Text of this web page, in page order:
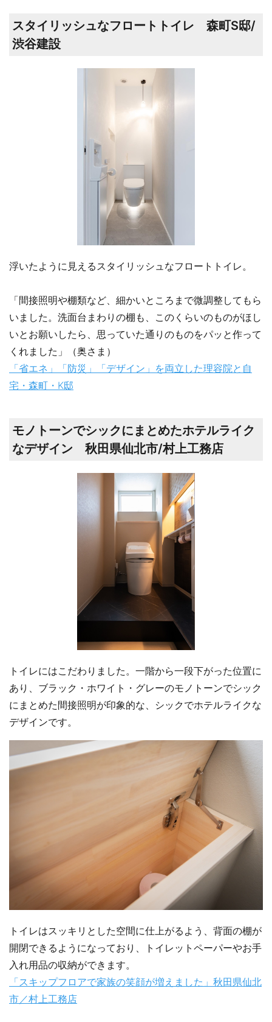
スタイリッシュなフロートトイレ 森町S邸/
渋谷建設
浮いたように見えるスタイリッシュなフロートトイレ。
「間接照明や棚類など、細かいところまで微調整してもら
いました。洗面台まわりの棚も、このくらいのものがほし
いとお願いしたら、思っていた通りのものをパッと作って
くれました」（奥さま）
「省エネ」「防災」「デザイン」を両立した理容院と自
宅・森町・K邸
モノトーンでシックにまとめたホテルライク
なデザイン 秋田県仙北市/村上工務店
トイレにはこだわりました。一階から一段下がった位置に
あり、ブラック・ホワイト・グレーのモノトーンでシック
にまとめた間接照明が印象的な、シックでホテルライクな
デザインです。
トイレはスッキリとした空間に仕上がるよう、背面の棚が
開閉できるようになっており、トイレットペーパーやお手
入れ用品の収納ができます。
「スキップフロアで家族の笑顔が増えました」秋田県仙北
市／村上工務店